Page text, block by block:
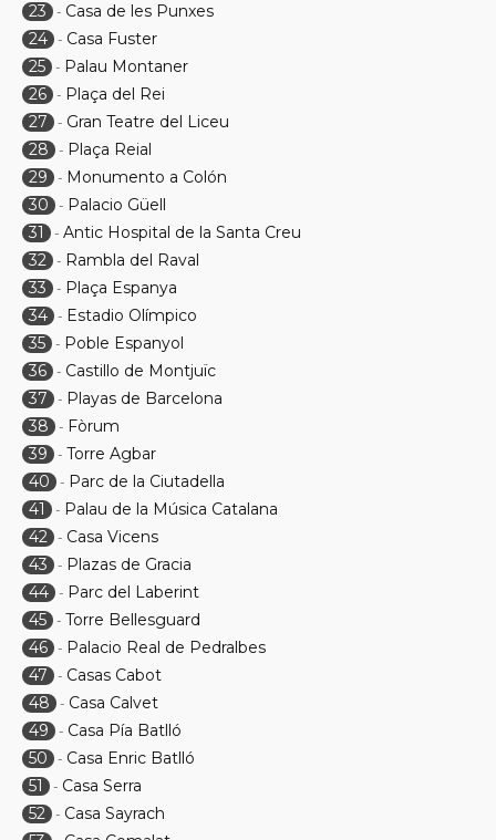
23
- Casa de les Punxes
24 - Casa Fuster
25 - Palau Montaner
26 - Plaça del Rei
27
- Gran Teatre del Liceu
28
- Plaça Reial
29
- Monumento a Colón
30
- Palacio Güell
31
- Antic Hospital de la Santa Creu
32 - Rambla del Raval
33
- Plaça Espanya
34 - Estadio Olímpico
35 - Poble Espanyol
36 - Castillo de Montjuïc
37
- Playas de Barcelona
38
- Fòrum
39
- Torre Agbar
40
- Parc de la Ciutadella
41
- Palau de la Música Catalana
42 - Casa Vicens
43
- Plazas de Gracia
44 - Parc del Laberint
45 - Torre Bellesguard
46 - Palacio Real de Pedralbes
47
- Casas Cabot
48
- Casa Calvet
49
- Casa Pía Batlló
50
- Casa Enric Batlló
51
- Casa Serra
52 - Casa Sayrach